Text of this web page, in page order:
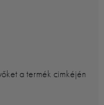
a termék cimkéjén